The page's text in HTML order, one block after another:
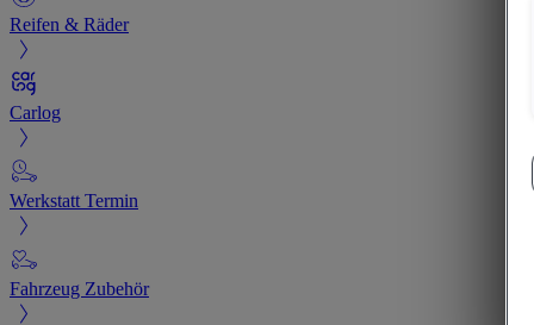
Reifen & Räder
Carlog
Werkstatt Termin
Fahrzeug Zubehör